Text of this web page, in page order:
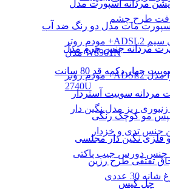
طرح چشم
مودم روتر +ADSL2 بی سیم TP-LINK
مدل W8961N
مودم روتر +ADSL2 بی سیم نتنزا مدل
2740U
ریز مدل نگین دار
جنس تدی و خزدار
جنس دورس جیب پاکتی
30 عددی
مات مدل دو رنگ ضد آب
چهار دکمه قد 80 سانت
مردانه سوییت آستردار
مو کوچک رنگی
فلزی نگین دار مجلسی
تقتقی طرح رزین
چل گیس